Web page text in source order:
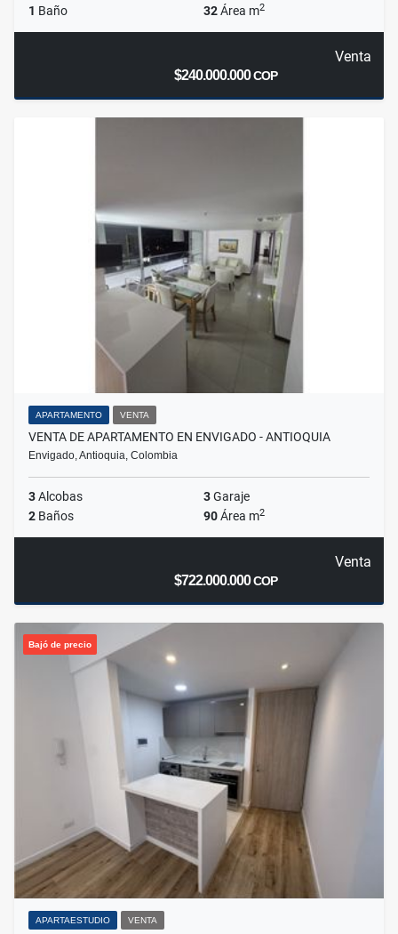
1 Baño 32Área m2
Venta
$240.000.000COP
APARTAMENTO VENTA
VENTA DE APARTAMENTO EN ENVIGADO - ANTIOQUIA
Envigado, Antioquia, Colombia
3Alcobas 3Garaje
2 Baños 90Área m2
Venta
$722.000.000COP
Bajó de precio
APARTAESTUDIO VENTA